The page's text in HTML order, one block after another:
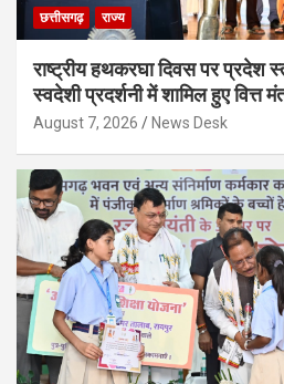
छत्तीसगढ़ राज्य
राष्ट्रीय हथकरघा दिवस पर प्रदेश
स्वदेशी प्रदर्शनी में शामिल हुए वित्त
August 7, 2026 News Desk